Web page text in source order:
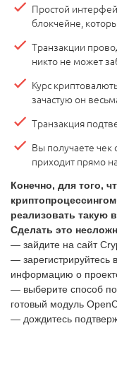
Простой
блокчейне,
Транзакции
никто не может
Курс
зачастую он
Транзакция
Вы получаете
приходит прямо
Конечно, для того,
реализовать такую
Сделать это
— зайдите на сайт
— зарегистрируйтесь
информацию о
— выберите способ
готовый модуль
— дождитесь